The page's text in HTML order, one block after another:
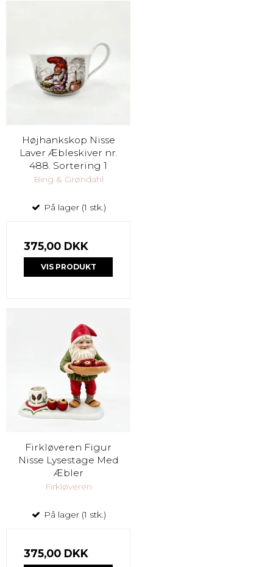
Højhankskop Nisse
Laver Æbleskiver nr.
488. Sortering 1
Bing & Grøndahl
På lager (1 stk.)
375,00 DKK
VIS PRODUKT
Firkløveren Figur
Nisse Lysestage Med
Æbler
Firkløveren
På lager (1 stk.)
375,00 DKK